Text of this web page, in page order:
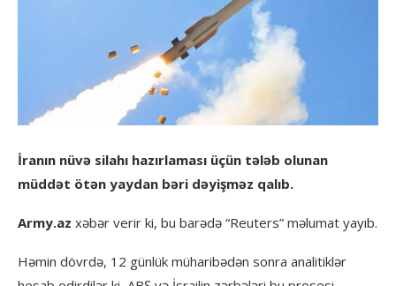
İranın nüvə silahı hazırlaması üçün tələb olunan
müddət ötən yaydan bəri dəyişməz qalıb.
Army.az xəbər verir ki, bu barədə “Reuters” məlumat yayıb.
Həmin dövrdə, 12 günlük müharibədən sonra analitiklər